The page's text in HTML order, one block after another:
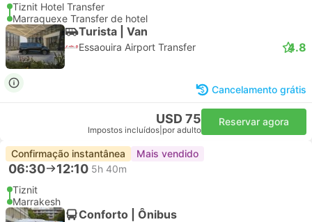
Tiznit Hotel Transfer
Marraquexe Transfer de hotel
Turista | Van
Essaouira Airport Transfer 4.8
Cancelamento grátis
USD 75
Impostos incluídos por adulto
Reservar agora
Confirmação instantânea Mais vendido
06:30 12:10 5h 40m
Tiznit
Marrakesh
Conforto | Ônibus